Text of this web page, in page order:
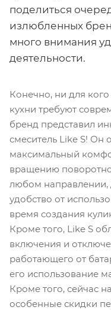
поделиться
излюбленных
много внимания
деятельности.
Конечно, ни для
кухни требуют
бренд представил
смеситель Like S! Он
максимальный
вращению
любом направлении,
удобство от
время создания
Кроме того, Like S
включения и
работающего от
его использование
Кроме того, сейчас
особенные скидки